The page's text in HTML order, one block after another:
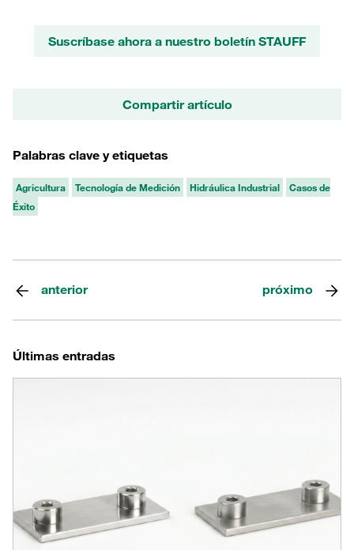
Suscríbase ahora a nuestro boletín STAUFF
Compartir artículo
Palabras clave y etiquetas
Agricultura Tecnología de Medición Hidráulica Industrial
Casos de
Éxito
anterior próximo
Últimas entradas